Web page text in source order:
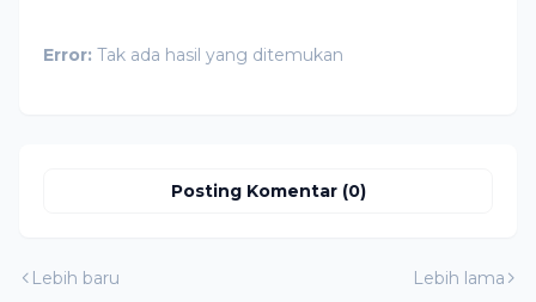
Error: Tak ada hasil yang ditemukan
Posting Komentar (0)
Lebih baru Lebih lama